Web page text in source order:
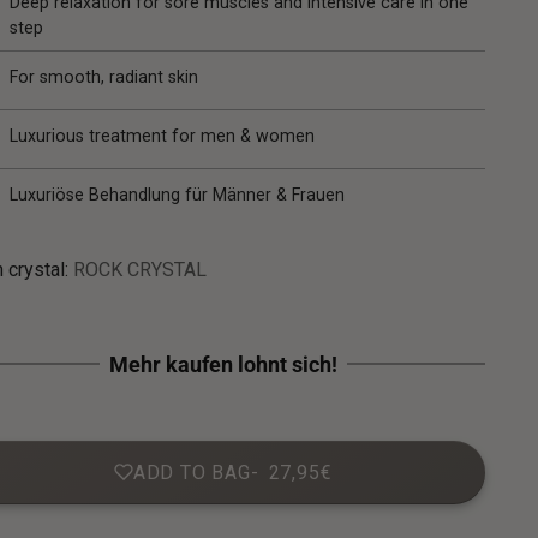
step
For smooth, radiant skin
Luxurious treatment for men & women
Luxuriöse Behandlung für Männer & Frauen
crystal: ROCK CRYSTAL
ADD TO BAG 27,95€